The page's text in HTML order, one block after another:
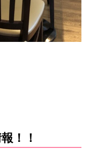
！！